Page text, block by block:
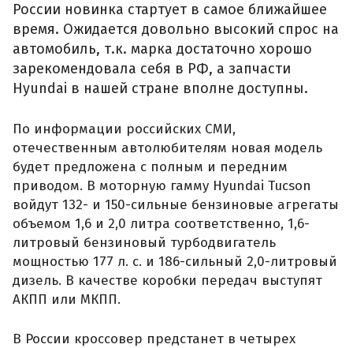
России новинка стартует в самое ближайшее
время. Ожидается довольно высокий спрос на
автомобиль, т.к. марка достаточно хорошо
зарекомендовала себя в РФ, а запчасти
Hyundai в нашей стране вполне доступны.
По информации российских СМИ,
отечественным автолюбителям новая модель
будет предложена с полным и передним
приводом. В моторную гамму Hyundai Tucson
войдут 132- и 150-сильные бензиновые агрегаты
объемом 1,6 и 2,0 литра соответственно, 1,6-
литровый бензиновый турбодвигатель
мощностью 177 л. с. и 186-сильный 2,0-литровый
дизель. В качестве коробки передач выступят
АКПП или МКПП.
В России кроссовер предстанет в четырех